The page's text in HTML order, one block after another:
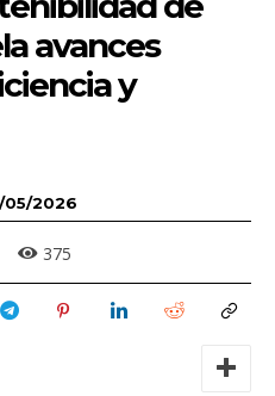
avances
y
05/2026
375